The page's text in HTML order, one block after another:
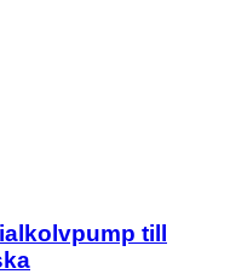
till